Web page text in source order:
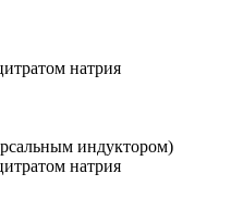
натрия
индуктором)
натрия